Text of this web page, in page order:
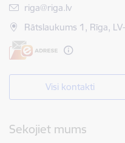
E-pasts:
riga@riga.lv
Rātslaukums 1, Rīga,
Visi kontakti
Sekojiet mums